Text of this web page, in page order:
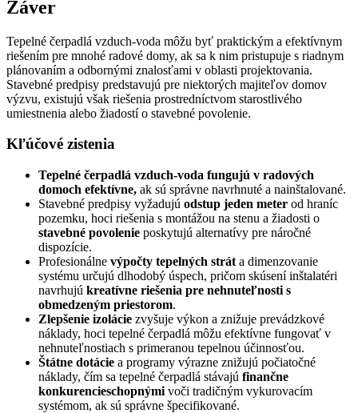
Záver
Tepelné čerpadlá vzduch-voda môžu byť praktickým a efektívnym
riešením pre mnohé radové domy, ak sa k nim pristupuje s riadnym
plánovaním a odbornými znalosťami v oblasti projektovania.
Stavebné predpisy predstavujú pre niektorých majiteľov domov
výzvu, existujú však riešenia prostredníctvom starostlivého
umiestnenia alebo žiadostí o stavebné povolenie.
Kľúčové zistenia
Tepelné čerpadlá vzduch-voda fungujú v radových
domoch efektívne, ak sú správne navrhnuté a nainštalované.
Stavebné predpisy vyžadujú odstup jeden meter od hraníc
pozemku, hoci riešenia s montážou na stenu a žiadosti o
stavebné povolenie poskytujú alternatívy pre náročné
dispozície.
Profesionálne výpočty tepelných strát a dimenzovanie
systému určujú dlhodobý úspech, pričom skúsení inštalatéri
navrhujú kreatívne riešenia pre nehnuteľnosti s
obmedzeným priestorom.
Zlepšenie izolácie zvyšuje výkon a znižuje prevádzkové
náklady, hoci tepelné čerpadlá môžu efektívne fungovať v
nehnuteľnostiach s primeranou tepelnou účinnosťou.
Štátne dotácie a programy výrazne znižujú počiatočné
náklady, čím sa tepelné čerpadlá stávajú finančne
konkurencieschopnými voči tradičným vykurovacím
systémom, ak sú správne špecifikované.